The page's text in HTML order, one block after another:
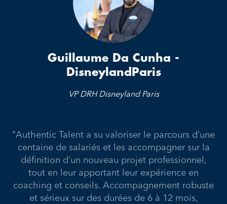
Guillaume Da Cunha -
DisneylandParis
VP DRH Disneyland Paris
”Authentic Talent a su valoriser le parcours d’une
centaine de salariés et les accompagner sur la
définition d’un nouveau projet professionnel,
tout en leur apportant leur expérience en
coaching et conseils. Accompagnement robuste
et sérieux sur des durées de 6 à 12 mois,